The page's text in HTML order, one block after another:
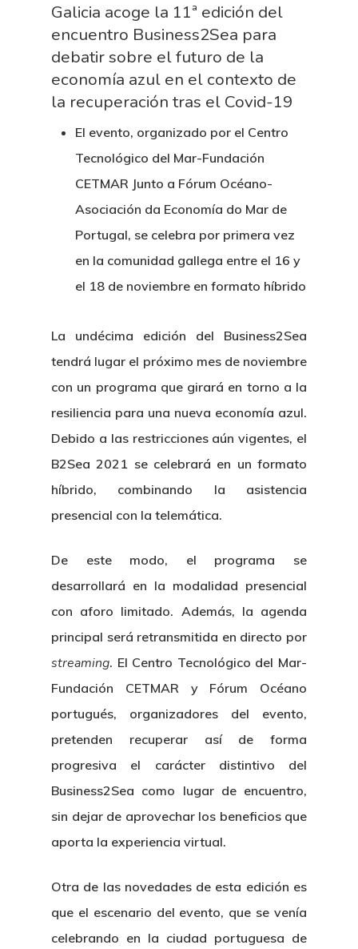
Galicia acoge la 11ª edición del
encuentro Business2Sea para
debatir sobre el futuro de la
economía azul en el contexto de
la recuperación tras el Covid-19
El evento, organizado por el Centro
Tecnológico del Mar-Fundación
CETMAR Junto a Fórum Océano-
Asociación da Economía do Mar de
Portugal, se celebra por primera vez
en la comunidad gallega entre el 16 y
el 18 de noviembre en formato híbrido
La undécima edición del Business2Sea
tendrá lugar el próximo mes de noviembre
con un programa que girará en torno a la
resiliencia para una nueva economía azul.
Debido a las restricciones aún vigentes, el
B2Sea 2021 se celebrará en un formato
híbrido, combinando la asistencia
presencial con la telemática.
De este modo, el programa se
desarrollará en la modalidad presencial
con aforo limitado. Además, la agenda
principal será retransmitida en directo por
streaming. El Centro Tecnológico del Mar-
Fundación CETMAR y Fórum Océano
portugués, organizadores del evento,
pretenden recuperar así de forma
progresiva el carácter distintivo del
Business2Sea como lugar de encuentro,
sin dejar de aprovechar los beneficios que
aporta la experiencia virtual.
Otra de las novedades de esta edición es
que el escenario del evento, que se venía
celebrando en la ciudad portuguesa de